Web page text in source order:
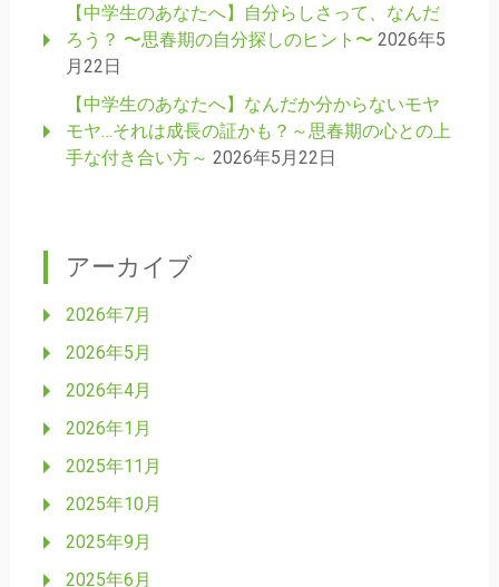
【中学生のあなたへ】自分らしさって、なんだ
ろう？ 〜思春期の自分探しのヒント〜 2026年5
月22日
【中学生のあなたへ】なんだか分からないモヤ
モヤ…それは成長の証かも？～思春期の心との上
手な付き合い方～ 2026年5月22日
アーカイブ
2026年7月
2026年5月
2026年4月
2026年1月
2025年11月
2025年10月
2025年9月
2025年6月